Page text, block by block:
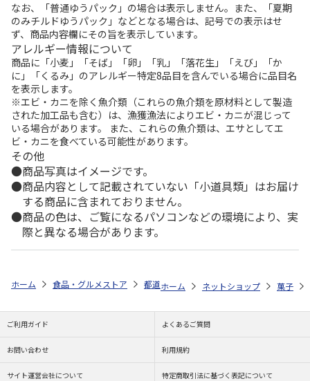
なお、「普通ゆうパック」の場合は表示しません。また、「夏期
のみチルドゆうパック」などとなる場合は、記号での表示はせ
ず、商品内容欄にその旨を表示しています。
アレルギー情報について
商品に「小麦」「そば」「卵」「乳」「落花生」「えび」「か
に」「くるみ」のアレルギー特定8品目を含んでいる場合に品目名
を表示します。
※エビ・カニを除く魚介類（これらの魚介類を原材料として製造
された加工品も含む）は、漁獲漁法によりエビ・カニが混じって
いる場合があります。 また、これらの魚介類は、エサとしてエ
ビ・カニを食べている可能性があります。
その他
商品写真はイメージです。
商品内容として記載されていない「小道具類」はお届け
する商品に含まれておりません。
商品の色は、ご覧になるパソコンなどの環境により、実
際と異なる場合があります。
ホーム 食品・グルメストア 都道府県から探す 茨城県 水戸黄門
ホーム ネットショップ 菓子
ご利用ガイド よくあるご質問
お問い合わせ 利用規約
サイト運営会社について 特定商取引法に基づく表記について